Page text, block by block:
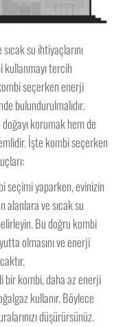
sıcak su ihtiyaçlarını
kullanmayı tercih
seçerken enerji
bulundurulmalıdır.
korumak hem de
İşte kombi seçerken
seçimi yaparken, evinizin
alanlara ve sıcak su
Bu doğru kombi
olmasını ve enerji
bir kombi, daha az enerji
kullanır. Böylece
düşürürsünüz.